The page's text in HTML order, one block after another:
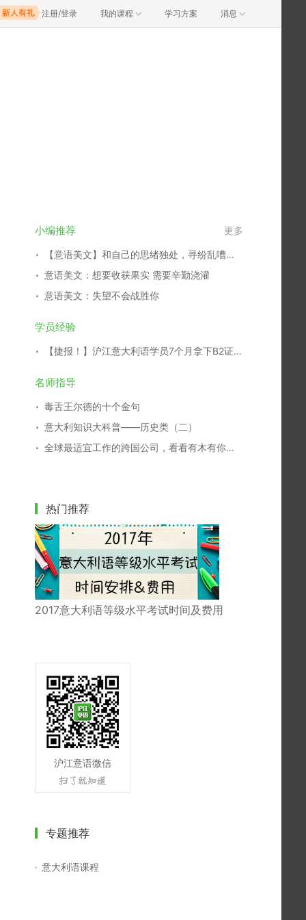
注册/登录 我的课程 学习方案 消息
小编推荐 更多
【意语美文】和自己的思绪独处，寻纷乱嘈杂中的一片净土
意语美文：想要收获果实 需要辛勤浇灌
意语美文：失望不会战胜你
学员经验
【捷报！】沪江意大利语学员7个月拿下B2证书！
名师指导
毒舌王尔德的十个金句
意大利知识大科普——历史类（二）
全球最适宜工作的跨国公司，看看有木有你们家
热门推荐
2017意大利语等级水平考试时间及费用
沪江意语微信
专题推荐
意大利语课程